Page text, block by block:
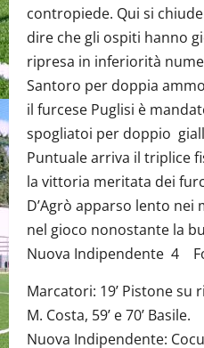
contropiede. Qui si
dire che gli ospiti hanno
ripresa in inferiorità
Santoro per doppia
il furcese Puglisi è
spogliatoi per doppio
Puntuale arriva il triplice
la vittoria meritata dei
D’Agrò apparso lento
nel gioco nonostante la
Nuova Indipendente 4
Marcatori: 19’ Pistone su
M. Costa, 59’ e 70’ Basile.
Nuova Indipendente: